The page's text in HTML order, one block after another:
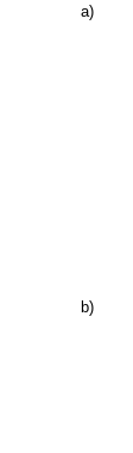
a)
b)